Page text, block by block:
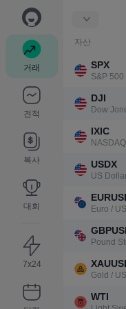
거래
견적
복사
대회
7x24
자산
SPX
S&P 500
DJI
Dow
IXIC
USDX
US
Euro /
Pound
Gold /
WTI